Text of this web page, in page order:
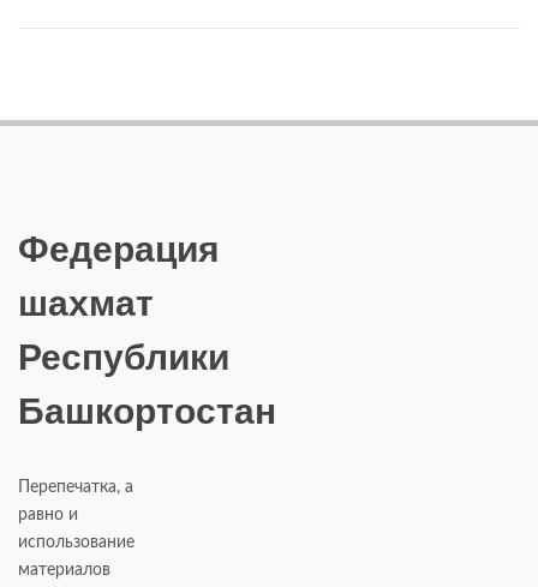
Федерация
шахмат
Республики
Башкортостан
Перепечатка, а
равно и
использование
материалов